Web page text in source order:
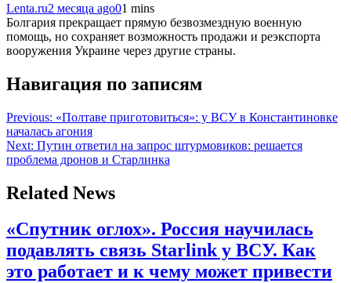
Lenta.ru2 месяца ago01 mins
Болгария прекращает прямую безвозмездную военную
помощь, но сохраняет возможность продажи и реэкспорта
вооружения Украине через другие страны.
Навигация по записям
Previous: «Полтаве приготовиться»: у ВСУ в Константиновке
началась агония
Next: Путин ответил на запрос штурмовиков: решается
проблема дронов и Старлинка
Related News
«Спутник оглох». Россия научилась
подавлять связь Starlink у ВСУ. Как
это работает и к чему может привести